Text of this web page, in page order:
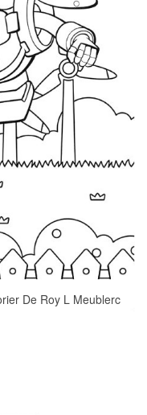
De Roy L Meublerc